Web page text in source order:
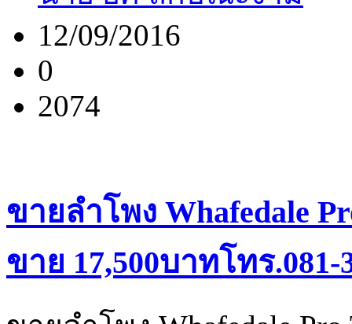
12/09/2016
0
2074
ขายลำโพง Whafedale
ขาย 17,500บาทโทร.081-